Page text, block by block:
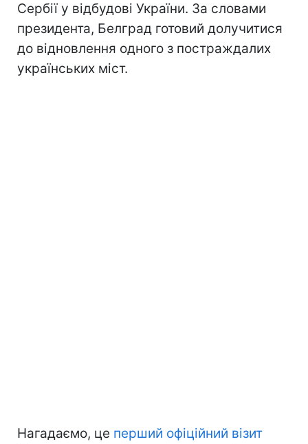
Сербії у відбудові України. За словами
президента, Белград готовий долучитися
до відновлення одного з постраждалих
українських міст.
Нагадаємо, це перший офіційний візит